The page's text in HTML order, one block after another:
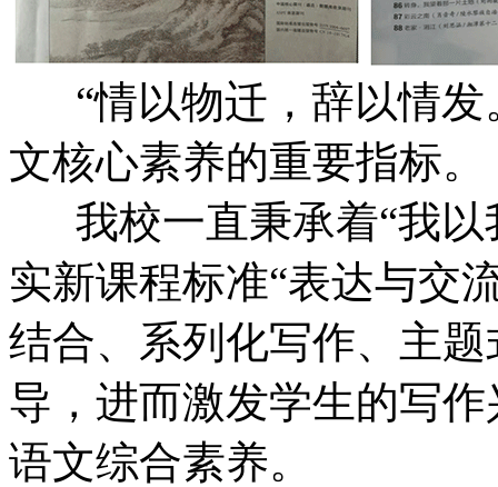
“情以物迁，辞以情发
文核心素养的重要指标。
我校一直秉承着“我以
实新课程标准“表达与交
结合、系列化写作、主
导，进而激发学生的写
语文综合素养。